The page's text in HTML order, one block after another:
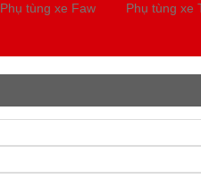
Phụ tùng xe Faw Phụ tùng xe